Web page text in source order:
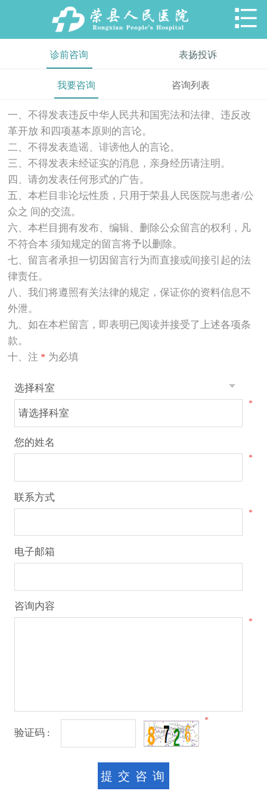

诊前咨询 表扬投诉
我要咨询 咨询列表
一、不得发表违反中华人民共和国宪法和法律、违反改
革开放 和四项基本原则的言论。
二、不得发表造谣、诽谤他人的言论。
三、不得发表未经证实的消息，亲身经历请注明。
四、请勿发表任何形式的广告。
五、本栏目非论坛性质，只用于荣县人民医院与患者/公
众之 间的交流。
六、本栏目拥有发布、编辑、删除公众留言的权利，凡
不符合本 须知规定的留言将予以删除。
七、留言者承担一切因留言行为而直接或间接引起的法
律责任。
八、我们将遵照有关法律的规定，保证你的资料信息不
外泄。
九、如在本栏留言，即表明已阅读并接受了上述各项条
款。
十、注 * 为必填
选择科室
*
您的姓名
*
联系方式
*
电子邮箱
咨询内容
*
验证码 :
*